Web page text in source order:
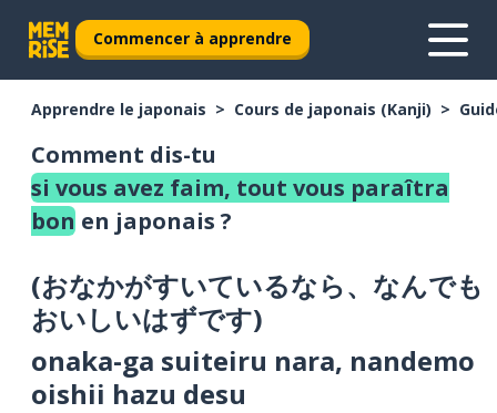
Commencer à apprendre
Apprendre le japonais Cours de japonais (Kanji)
Comment dis-tu
si vous avez faim, tout vous paraîtra
bon en japonais ?
(おなかがすいているなら、なんでも
おいしいはずです)
onaka-ga suiteiru nara, nandemo
oishii hazu desu